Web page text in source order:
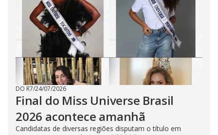
DO R7/24/07/2026
Final do Miss Universe Brasil
2026 acontece amanhã
Candidatas de diversas regiões disputam o título em